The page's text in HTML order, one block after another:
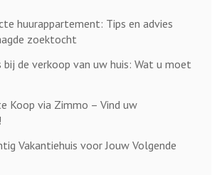
huurappartement: Tips en advies
zoektocht
de verkoop van uw huis: Wat u moet
Koop via Zimmo – Vind uw
Vakantiehuis voor Jouw Volgende